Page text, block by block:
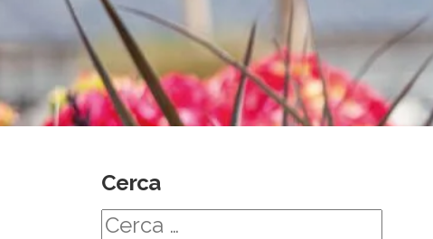
Cerca
Ricerca